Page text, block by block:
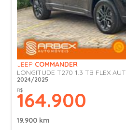
JEEP COMMANDER
LONGITUDE T270 1.3 TB FLEX AUT
2024/2025
R$
164.900
19.900 km